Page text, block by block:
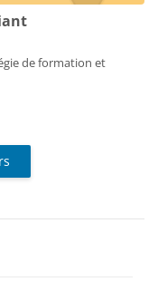
de formation et